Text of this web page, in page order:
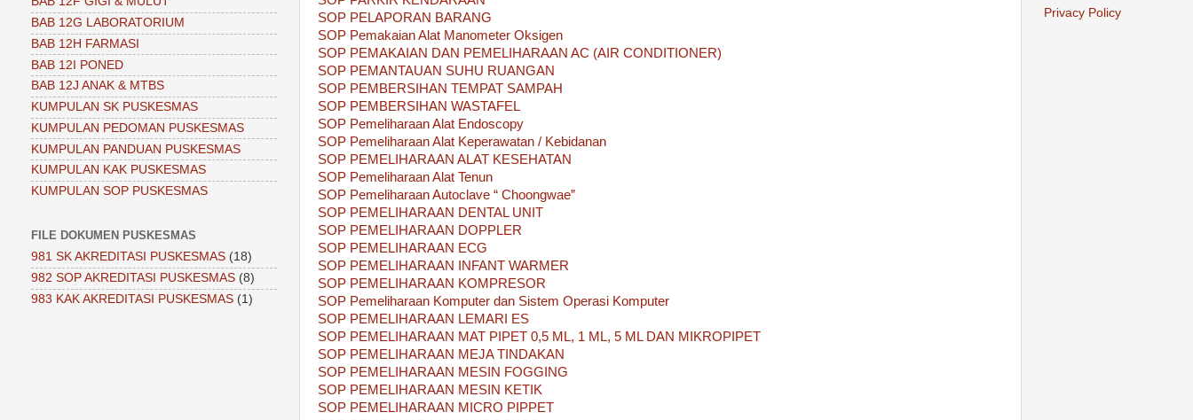
SOP PELAPORAN BARANG
SOP Pemakaian Alat Manometer Oksigen
SOP PEMAKAIAN DAN PEMELIHARAAN AC (AIR CONDITIONER)
SOP PEMANTAUAN SUHU RUANGAN
SOP PEMBERSIHAN TEMPAT SAMPAH
SOP PEMBERSIHAN WASTAFEL
SOP Pemeliharaan Alat Endoscopy
SOP Pemeliharaan Alat Keperawatan / Kebidanan
SOP PEMELIHARAAN ALAT KESEHATAN
SOP Pemeliharaan Alat Tenun
SOP Pemeliharaan Autoclave “ Choongwae”
SOP PEMELIHARAAN DENTAL UNIT
SOP PEMELIHARAAN DOPPLER
SOP PEMELIHARAAN ECG
SOP PEMELIHARAAN INFANT WARMER
SOP PEMELIHARAAN KOMPRESOR
SOP Pemeliharaan Komputer dan Sistem Operasi Komputer
SOP PEMELIHARAAN LEMARI ES
SOP PEMELIHARAAN MAT PIPET 0,5 ML, 1 ML, 5 ML DAN MIKROPIPET
SOP PEMELIHARAAN MEJA TINDAKAN
SOP PEMELIHARAAN MESIN FOGGING
SOP PEMELIHARAAN MESIN KETIK
SOP PEMELIHARAAN MICRO PIPPET
BAB 12G LABORATORIUM
BAB 12H FARMASI
BAB 12I PONED
BAB 12J ANAK & MTBS
KUMPULAN SK PUSKESMAS
KUMPULAN PEDOMAN PUSKESMAS
KUMPULAN PANDUAN PUSKESMAS
KUMPULAN KAK PUSKESMAS
KUMPULAN SOP PUSKESMAS
FILE DOKUMEN PUSKESMAS
981 SK AKREDITASI PUSKESMAS (18)
982 SOP AKREDITASI PUSKESMAS (8)
983 KAK AKREDITASI PUSKESMAS (1)
Privacy Policy